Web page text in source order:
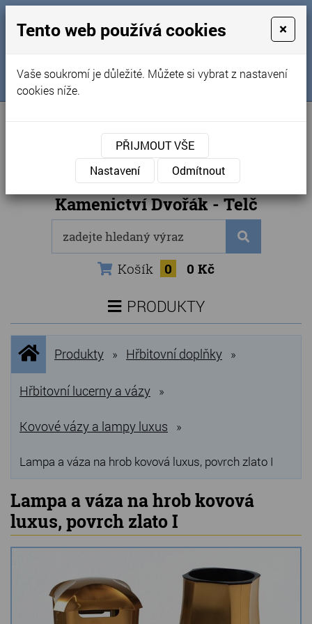
Obchodní podmínky
Kontakty
Naše kamenictví
Sledujte nás na FB
Internetový obchod
Kamenictví Dvořák - Telč
Košík 0 0 Kč
PRODUKTY
NOVINKY
NEJPRODÁVANĚJŠÍ
VÝPRODEJ
Produkty
Grilovací, pečící kameny
Lávové grilovací kameny
Kamenné truhlíky
Chladící kostky a puky
Hřbitovní doplňky
Úvodní
stránka
Produkty » Hřbitovní doplňky »
Hřbitovní lucerny a vázy »
Kovové vázy a lampy luxus »
Lampa a váza na hrob kovová luxus, povrch zlato I
Lampa a váza na hrob kovová
luxus, povrch zlato I
Tento web používá cookies ×
Vaše soukromí je důležité. Můžete si vybrat z nastavení
cookies níže.
PŘIJMOUT VŠE
Nastavení
Odmítnout